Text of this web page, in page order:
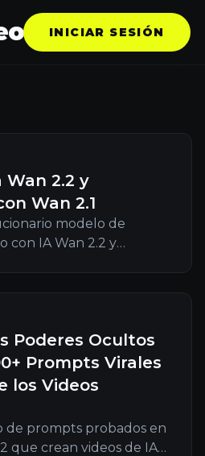
INICIAR SESIÓN
2.2 y
Wan 2.1
modelo de
con IA Wan 2.2 y
Poderes Ocultos
Prompts Virales
los Videos
de prompts probados en
que crean videos de IA